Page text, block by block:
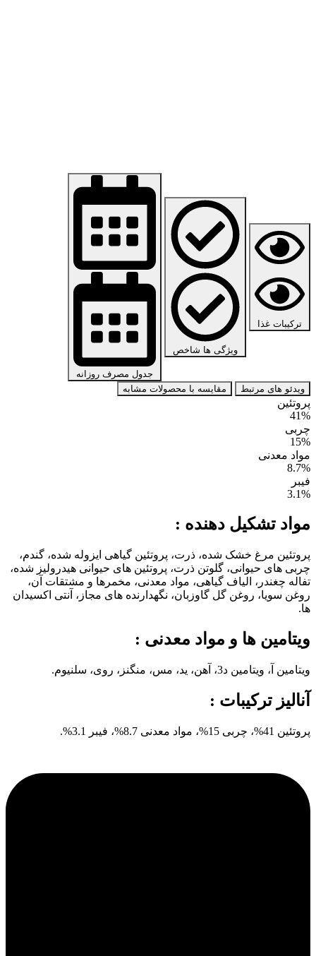
ترکیبات غذا
ویژگی ها شاخص
جدول مصرف روزانه
ویدئو های مرتبط
مقایسه با محصولات مشابه
پروتئین
41%
چربی
15%
مواد معدنی
8.7%
فیبر
3.1%
مواد تشکیل دهنده :
پروتئین مرغ خشک شده، ذرت، پروتئین گیاهی ایزوله شده، گندم،
چربی های حیوانی، گلوتن ذرت، پروتئین های حیوانی هیدرولیز شده،
تفاله چغندر، الیاف گیاهی، مواد معدنی، مخمرها و مشتقات آن،
روغن سویا، روغن گل گاوزبان، نگهدارنده های مجاز، آنتی اکسیدان
ها.
ویتامین ها و مواد معدنی :
ویتامین آ، ویتامین د3، آهن، ید، مس، منگنز، روی، سلنیوم.
آنالیز ترکیبات :
پروتئین 41%، چربی 15%، مواد معدنی 8.7%، فیبر 3.1%.